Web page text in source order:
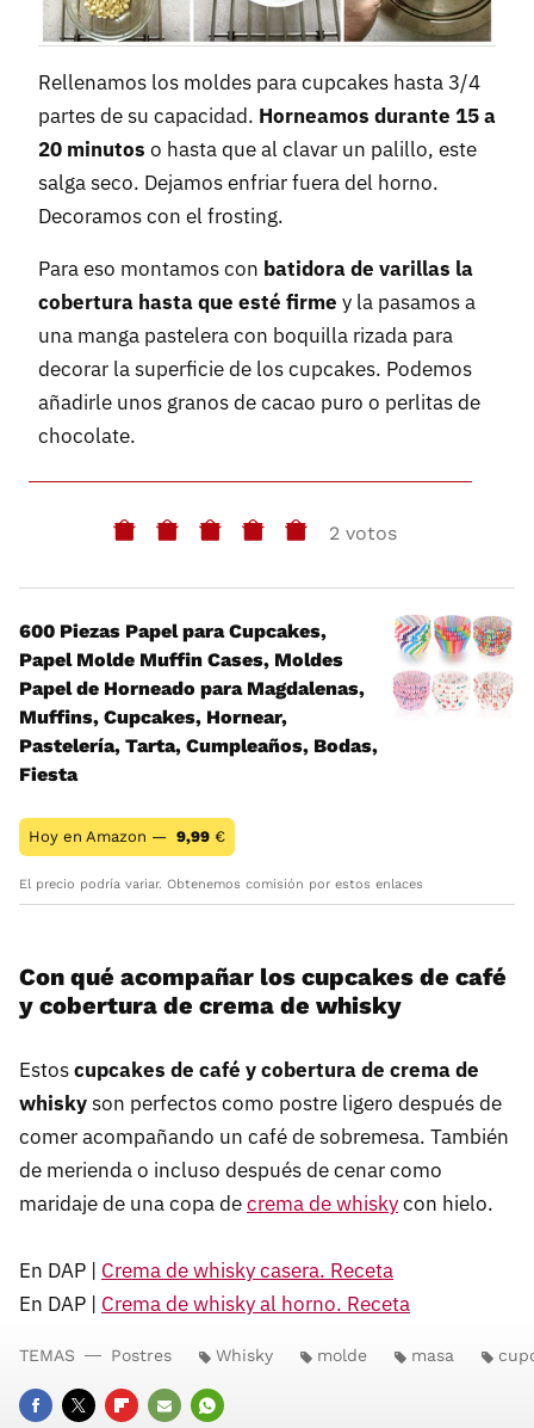
Rellenamos los moldes para cupcakes hasta 3/4
partes de su capacidad. Horneamos durante 15 a
20 minutos o hasta que al clavar un palillo, este
salga seco. Dejamos enfriar fuera del horno.
Decoramos con el frosting.
Para eso montamos con batidora de varillas la
cobertura hasta que esté firme y la pasamos a
una manga pastelera con boquilla rizada para
decorar la superficie de los cupcakes. Podemos
añadirle unos granos de cacao puro o perlitas de
chocolate.
2 votos
600 Piezas Papel para Cupcakes,
Papel Molde Muffin Cases, Moldes
Papel de Horneado para Magdalenas,
Muffins, Cupcakes, Hornear,
Pastelería, Tarta, Cumpleaños, Bodas,
Fiesta
Hoy en Amazon — 9,99 €
El precio podría variar. Obtenemos comisión por estos enlaces
Con qué acompañar los cupcakes de café
y cobertura de crema de whisky
Estoscupcakes de café y cobertura de crema de
whiskyson perfectos como postre ligero después de
comer acompañando un café de sobremesa. También
de merienda o incluso después de cenar como
maridaje de una copa decrema de whiskycon hielo.
En DAP | Crema de whisky casera. Receta
En DAP | Crema de whisky al horno. Receta
TEMAS Postres Whisky molde masa